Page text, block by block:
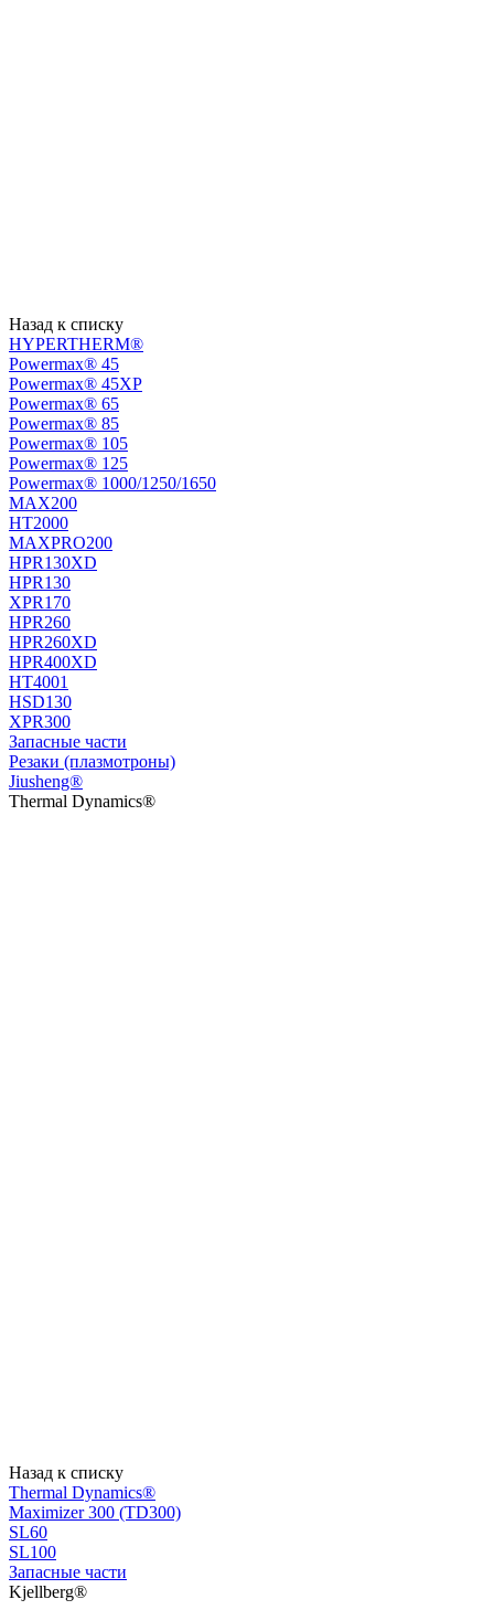
Назад к списку
HYPERTHERM®
Powermax® 45
Powermax® 45XP
Powermax® 65
Powermax® 85
Powermax® 105
Powermax® 125
Powermax® 1000/1250/1650
MAX200
HT2000
MAXPRO200
HPR130XD
HPR130
XPR170
HPR260
HPR260XD
HPR400XD
HT4001
HSD130
XPR300
Запасные части
Резаки (плазмотроны)
Jiusheng®
Thermal Dynamics®
Назад к списку
Thermal Dynamics®
Maximizer 300 (TD300)
SL60
SL100
Запасные части
Kjellberg®